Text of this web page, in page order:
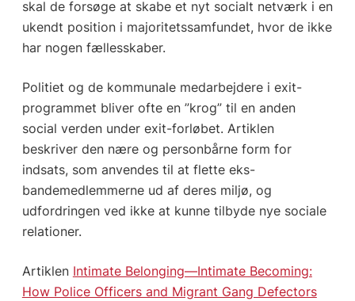
skal de forsøge at skabe et nyt socialt netværk i en
ukendt position i majoritetssamfundet, hvor de ikke
har nogen fællesskaber.
Politiet og de kommunale medarbejdere i exit-
programmet bliver ofte en ”krog” til en anden
social verden under exit-forløbet. Artiklen
beskriver den nære og personbårne form for
indsats, som anvendes til at flette eks-
bandemedlemmerne ud af deres miljø, og
udfordringen ved ikke at kunne tilbyde nye sociale
relationer.
Artiklen Intimate Belonging—Intimate Becoming:
How Police Officers and Migrant Gang Defectors